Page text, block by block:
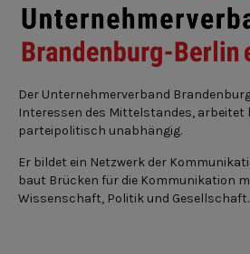
Der Unternehmerverband
Interessen des Mittelstandes, arbeitet
parteipolitisch unabhängig.
Er bildet ein Netzwerk der
baut Brücken für die Kommunikation
Wissenschaft, Politik und Gesellschaft.